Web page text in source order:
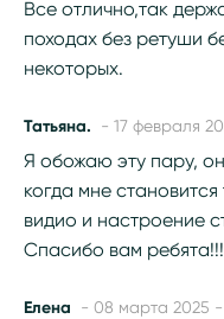
Все отлично,так
походах без ретуши
некоторых.
Татьяна. - 17 февраля
Я обожаю эту пару,
когда мне
видио и настроение
Спасибо вам
Елена - 08 марта 2025 -